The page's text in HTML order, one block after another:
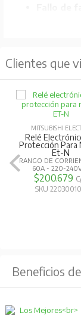
Fallo de
fallos de
Disponible
0.25A
tamaños
Facilidad de
600% de
Clientes que
MITSUBISHI
Relé
Protección Para
Et-N
RANGO DE
60A - 220-
$200.679
SKU
Beneficios